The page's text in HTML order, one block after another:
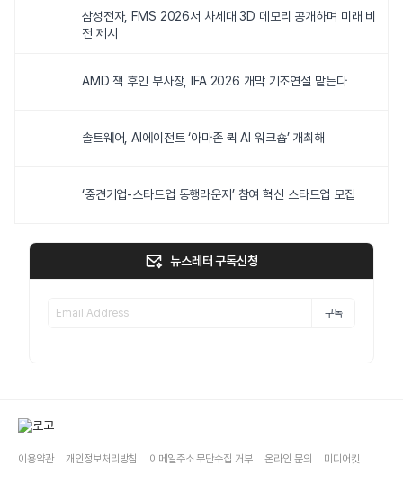
삼성전자, FMS 2026서 차세대 3D 메모리 공개하며 미래 비
전 제시
AMD 잭 후인 부사장, IFA 2026 개막 기조연설 맡는다
솔트웨어, AI에이전트 ‘아마존 퀵 AI 워크숍’ 개최해
‘중견기업-스타트업 동행라운지’ 참여 혁신 스타트업 모집
뉴스레터 구독신청
구독
이용약관 개인정보처리방침 이메일주소 무단수집 거부 온라인 문의 미디어킷